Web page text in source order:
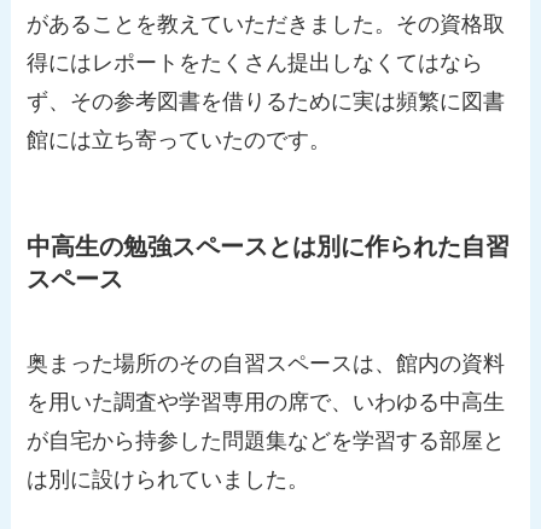
があることを教えていただきました。その資格取
得にはレポートをたくさん提出しなくてはなら
ず、その参考図書を借りるために実は頻繁に図書
館には立ち寄っていたのです。
中高生の勉強スペースとは別に作られた自習
スペース
奥まった場所のその自習スペースは、館内の資料
を用いた調査や学習専用の席で、いわゆる中高生
が自宅から持参した問題集などを学習する部屋と
は別に設けられていました。